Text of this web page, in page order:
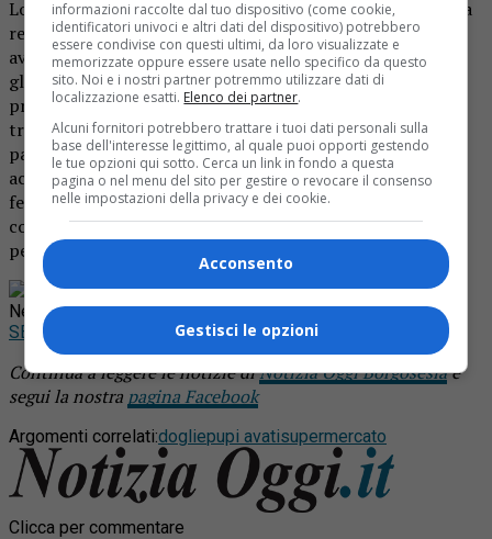
Lo spot pubblicitario di una nota catena di market diventa
realtà a Trino Vercellese, dove alla Coop una donna ha
avuto le doglie proprio mentre si trovava a fare spesa tra
gli scaffali del punto vendita. E come nello spot i primi a
prestarle soccorso sono stati i commessi, che l’hanno
tranquillizzata, avvertendo l’ambulanza. La donna ha poi
partorito poco dopo all’ospedale di Casale Monferrato. E’
accaduto qualche giorno fa. L’altro ieri alla Coop si è fatto
festa: è arrivata la 35enne Sakina Khtal con la famiglia e
con la piccola Jannat. E a loro sono stati regalati prodotti
per la prima infanzia per un valore di 100 euro.
Rimani aggiornato seguendoci su Google
News!
SEGUICI
Continua a leggere le notizie diNotizia Oggi Borgosesiae
segui la nostra pagina Facebook
Argomenti correlati:dogliepupi avatisupermercato
Clicca per commentare
informazioni raccolte dal tuo dispositivo (come cookie,
identificatori univoci e altri dati del dispositivo) potrebbero
essere condivise con questi ultimi, da loro visualizzate e
memorizzate oppure essere usate nello specifico da questo
sito. Noi e i nostri partner potremmo utilizzare dati di
localizzazione esatti. Elenco dei partner.
Alcuni fornitori potrebbero trattare i tuoi dati personali sulla
base dell'interesse legittimo, al quale puoi opporti gestendo
le tue opzioni qui sotto. Cerca un link in fondo a questa
pagina o nel menu del sito per gestire o revocare il consenso
nelle impostazioni della privacy e dei cookie.
Acconsento
Gestisci le opzioni